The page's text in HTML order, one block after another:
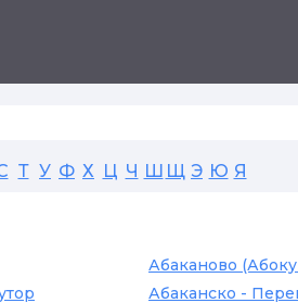
Т У Ф Х Ц Ч Ш Щ Э Ю Я
Абаканово
Абаканско -